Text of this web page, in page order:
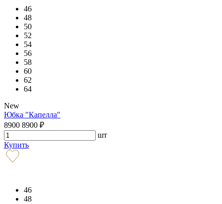
46
48
50
52
54
56
58
60
62
64
New
Юбка "Капелла"
8900 8900 ₽
шт
Купить
46
48